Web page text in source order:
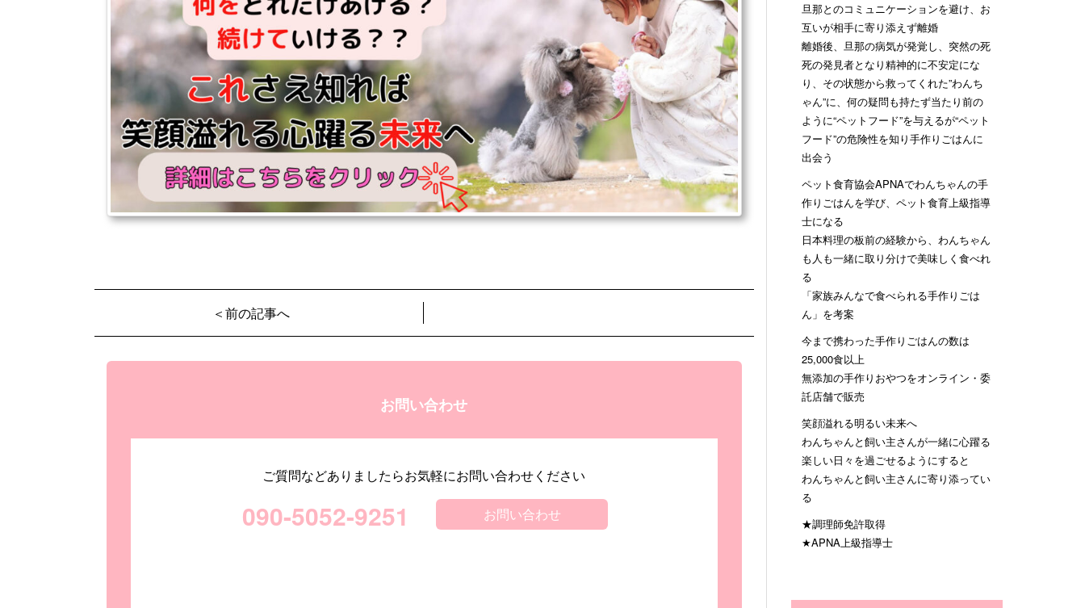
＜前の記事へ
お問い合わせ
ご質問などありましたらお気軽にお問い合わせください
090-5052-9251 お問い合わせ
旦那とのコミュニケーションを避け、お
互いが相手に寄り添えず離婚
離婚後、旦那の病気が発覚し、突然の死
死の発見者となり精神的に不安定にな
り、その状態から救ってくれた”わんち
ゃん”に、何の疑問も持たず当たり前の
ように“ペットフード”を与えるが“ペット
フード”の危険性を知り手作りごはんに
出会う
ペット食育協会APNAでわんちゃんの手
作りごはんを学び、ペット食育上級指導
士になる
日本料理の板前の経験から、わんちゃん
も人も一緒に取り分けで美味しく食べれ
る
「家族みんなで食べられる手作りごは
ん」を考案
今まで携わった手作りごはんの数は
25,000食以上
無添加の手作りおやつをオンライン・委
託店舗で販売
笑顔溢れる明るい未来へ
わんちゃんと飼い主さんが一緒に心躍る
楽しい日々を過ごせるようにすると
わんちゃんと飼い主さんに寄り添ってい
る
★調理師免許取得
★APNA上級指導士